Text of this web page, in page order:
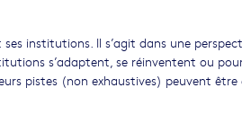
institutions. Il s’agit dans une
s’adaptent, se réinventent ou
pistes (non exhaustives) peuvent être